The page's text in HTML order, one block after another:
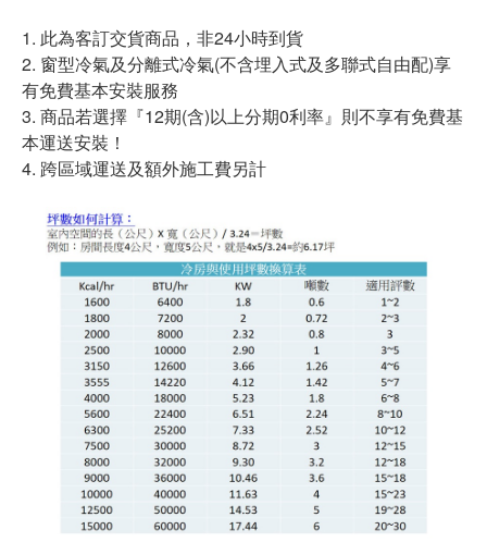
1. 此為客訂交貨商品，非24小時到貨
2. 窗型冷氣及分離式冷氣(不含埋入式及多聯式自由配)享
有免費基本安裝服務
3. 商品若選擇『12期(含)以上分期0利率』則不享有免費基
本運送安裝！
4. 跨區域運送及額外施工費另計